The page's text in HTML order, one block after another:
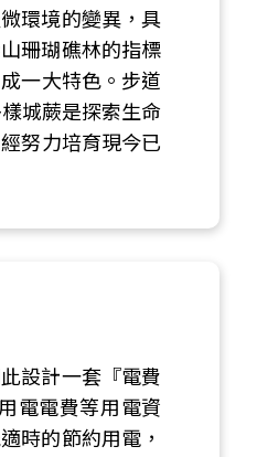
環境的變異，具
珊瑚礁林的指標
一大特色。步道
城蕨是探索生命
努力培育現今已
設計一套『電費
電電費等用電資
時的節約用電，